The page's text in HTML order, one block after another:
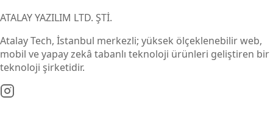
ATALAY YAZILIM LTD. ŞTİ.
Atalay Tech, İstanbul merkezli; yüksek ölçeklenebilir web,
mobil ve yapay zekâ tabanlı teknoloji ürünleri geliştiren bir
teknoloji şirketidir.